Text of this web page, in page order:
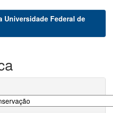
Federal de